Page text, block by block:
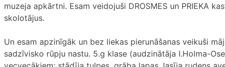
muzeja apkārtni. Esam veidojuši DROSMES un PRIEKA
skolotājus.
Un esam apzinīgāk un bez liekas pierunāšanas veikuši
sadzīvisko rūpju nastu. 5.g klase (audzinātāja I.Holma-